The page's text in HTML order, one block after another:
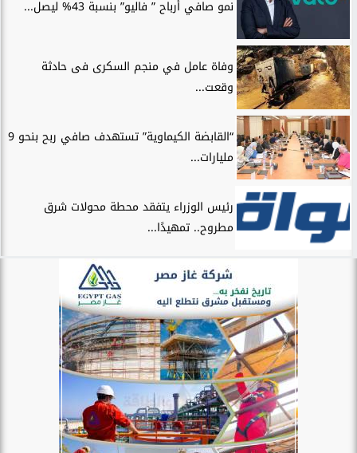
نمو صافي أرباح ” فاليو” بنسبة 43% ليصل...
وفاة عامل في منجم السكرى فى حادثة
وقعت...
“القابضة الكيماوية” تستهدف صافي ربح بنحو 9
مليارات...
رئيس الوزراء يتفقد محطة محولات شرق
مطروح.. تمهيدًا...